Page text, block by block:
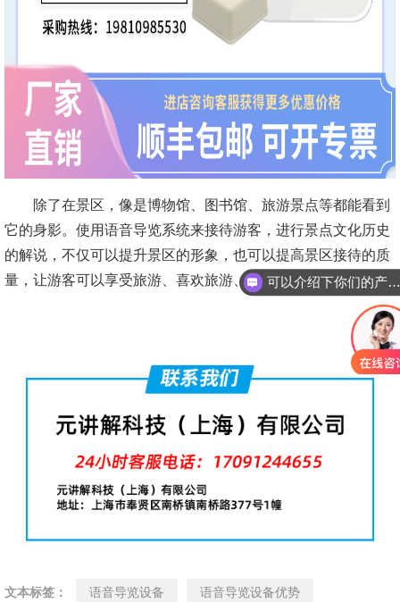
除了在景区，像是博物馆、图书馆、旅游景点等都能看到
它的身影。使用语音导览系统来接待游客，进行景点文化历史
的解说，不仅可以提升景区的形象，也可以提高景区接待的质
量，让游客可以享受旅游、喜欢旅游、期待旅游。
文本标签： 语音导览设备 语音导览设备优势
可以介绍下你们的产品么